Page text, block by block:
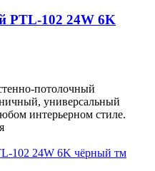
PTL-102 24W 6K
потолочный
универсальный
интерьерном стиле.